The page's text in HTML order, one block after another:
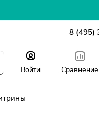
8 (495)
Войти Сравнение